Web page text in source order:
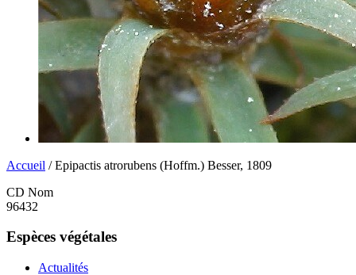
Accueil / Epipactis atrorubens (Hoffm.) Besser, 1809
CD Nom
96432
Espèces végétales
Actualités